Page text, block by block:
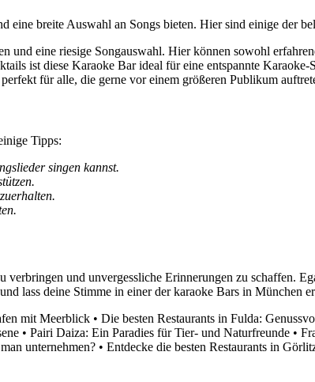
breite Auswahl an Songs bieten. Hier sind einige der
und eine riesige Songauswahl. Hier können sowohl
ist diese Karaoke Bar ideal für eine entspannte Karaoke-
für alle, die gerne vor einem größeren Publikum
Tipps:
singen kannst.
und unvergessliche Erinnerungen zu schaffen.
lass deine Stimme in einer der karaoke Bars in München
mit Meerblick • Die besten Restaurants in Fulda:
• Pairi Daiza: Ein Paradies für Tier- und Naturfreunde •
unternehmen? • Entdecke die besten Restaurants in